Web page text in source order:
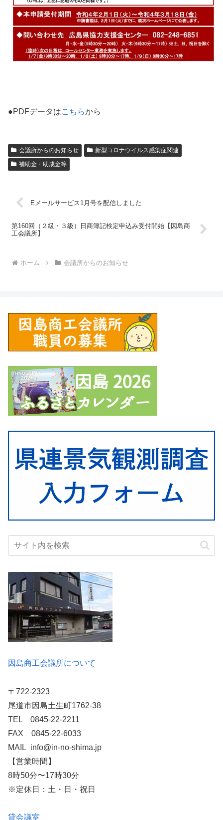
●PDFデータはこちらから
会議所からのお知らせ
新型コロナウイルス感染症関連
補助金・助成金等
Eメールサービス1月号を配信しました
第160回（２級・３級）日商簿記検定申込み受付開始【因島商
工会議所】
ホーム 会議所からのお知らせ
因島商工会議所について
〒722-2323
尾道市因島土生町1762-38
TEL 0845-22-2211
FAX 0845-22-6033
MAIL info@in-no-shima.jp
【営業時間】
8時50分〜17時30分
※定休日：土・日・祝日
貸会議室